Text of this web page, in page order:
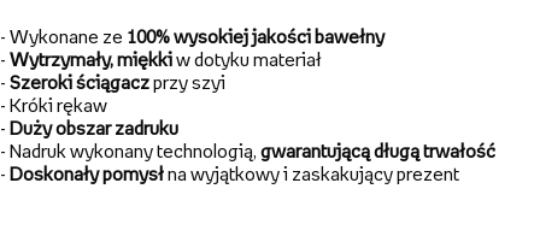
- Wykonane ze 100%wysokiej jakości bawełny
- Wytrzymały, miękkiw dotyku materiał
- Szeroki ściągaczprzy szyi
- Króki rękaw
- Duży obszar zadruku
- Nadruk wykonany technologią, gwarantującą długątrwałość
- Doskonały pomysłna wyjątkowy i zaskakujący prezent